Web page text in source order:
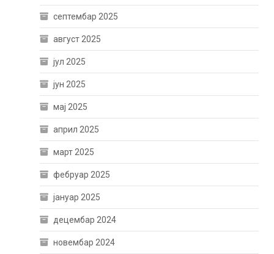
септембар 2025
август 2025
јул 2025
јун 2025
мај 2025
април 2025
март 2025
фебруар 2025
јануар 2025
децембар 2024
новембар 2024